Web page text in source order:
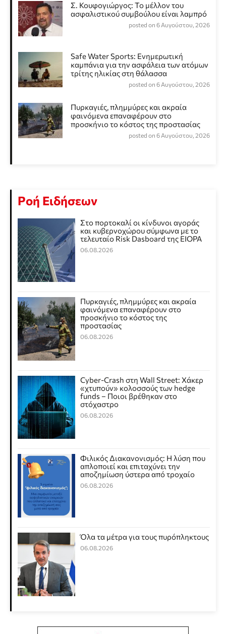
Σ. Κουφογιώργος: To μέλλον του
ασφαλιστικού συμβούλου είναι λαμπρό
posted on 6 Αυγούστου, 2026
Safe Water Sports: Eνημερωτική
καμπάνια για την ασφάλεια των ατόμων
τρίτης ηλικίας στη θάλασσα
posted on 6 Αυγούστου, 2026
Πυρκαγιές, πλημμύρες και ακραία
φαινόμενα επαναφέρουν στο
προσκήνιο το κόστος της προστασίας
posted on 6 Αυγούστου, 2026
Ροή Ειδήσεων
Στο πορτοκαλί οι κίνδυνοι αγοράς
και κυβερνοχώρου σύμφωνα με το
τελευταίο Risk Dasboard της EIOPA
06.08.2026
Πυρκαγιές, πλημμύρες και ακραία
φαινόμενα επαναφέρουν στο
προσκήνιο το κόστος της
προστασίας
06.08.2026
Cyber-Crash στη Wall Street: Χάκερ
«χτυπούν» κολοσσούς των hedge
funds – Ποιοι βρέθηκαν στο
στόχαστρο
06.08.2026
Φιλικός Διακανονισμός: Η λύση που
απλοποιεί και επιταχύνει την
αποζημίωση ύστερα από τροχαίο
06.08.2026
Όλα τα μέτρα για τους πυρόπληκτους
06.08.2026